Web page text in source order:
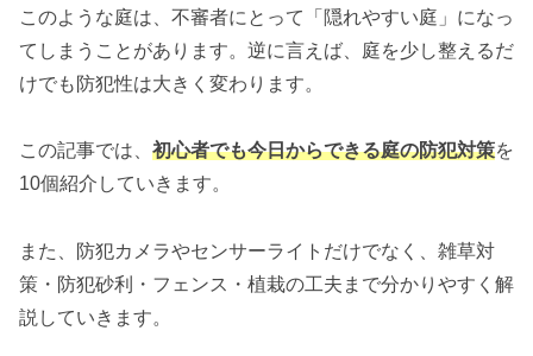
このような庭は、不審者にとって「隠れやすい庭」になっ
てしまうことがあります。逆に言えば、庭を少し整えるだ
けでも防犯性は大きく変わります。
この記事では、 初心者でも今日からできる庭の防犯対策を
10個紹介していきます。
また、防犯カメラやセンサーライトだけでなく、雑草対
策・防犯砂利・フェンス・植栽の工夫まで分かりやすく解
説していきます。